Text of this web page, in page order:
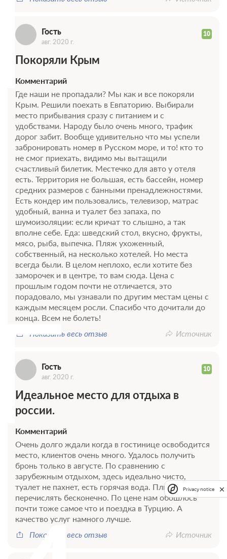
Гость 10
авг. 2020 г.
Покоряли Крым
Комментарий
Где наши не пропадали? Мы как и все покоряли
Крым. Решили поехать в Евпаторию. Выбирали
место прибывания сразу с питанием и с
удобствами. Народу было очень много, трафик
дорог забит. Вообще удивительно что мы успели
забронировать номер в Русском море, и то! кто то
не смог приехать, видимо мы вытащили
счастливый билетик. Местечко для авто у отеля
есть. Территория не большая, есть бассейн, номер
средних размеров с банными пренадлежностями.
Есть кондер им пользовались, телевизор, матрас
удобный, ванна и туалет без запаха, по
шумоизоляции: если кричат то слышно, а так
вполне себе. Еда: шведский стол, вкусно, фрукты,
мясо, рыба, выпечка. Пляж ухоженный,
собственный, на несколько хотелей. Но места
всегда были. В целом неплохо, если хотите без
заморочек и в центре, то вам сюда. Цена с
прошлым годом почти не отличается, это
порадовало, мы узнавали по другим местам цены с
каждым месяцем росли. Спасибо что дочитали до
конца. Всем не болеть!
Показать весь отзыв
Источник
Гость 10
авг. 2020 г.
Идеальное место для отдыха в
россии.
Комментарий
Очень долго ждали когда в гостинице освободится
место, клиентов очень много. Удалось получить
бронь только в августе. По сравнению с
зарубежным отдыхом, здесь идеально чисто,
туалет не пахнет, есть горячая вода. Плюсы можно
перечислять бесконечно. По цене нам обошлось
почти тоже самое что и поездка в Турцию. А
качество услуг намного лучше.
Показать весь отзыв
Источник
Privacy notice